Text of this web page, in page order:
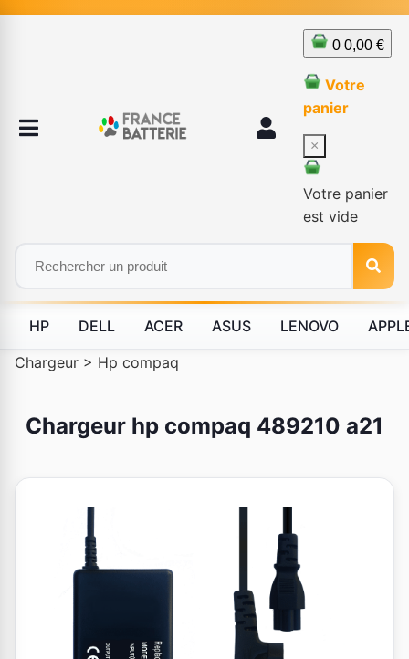
0 0,00 €
Votre
panier
×
Votre panier
est vide
HP DELL ACER ASUS LENOVO
Chargeur > Hp compaq
Chargeur hp compaq 489210 a21